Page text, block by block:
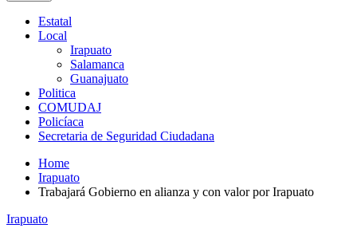
Estatal
Local
Irapuato
Salamanca
Guanajuato
Politica
COMUDAJ
Policíaca
Secretaria de Seguridad Ciudadana
Home
Irapuato
Trabajará Gobierno en alianza y con valor por Irapuato
Irapuato